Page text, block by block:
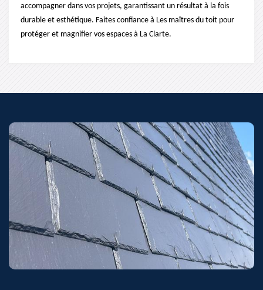
accompagner dans vos projets, garantissant un résultat à la fois
durable et esthétique. Faites confiance à Les maîtres du toit pour
protéger et magnifier vos espaces à La Clarte.